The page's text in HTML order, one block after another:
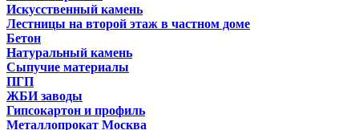
Искусственный камень
Лестницы на второй этаж в частном доме
Бетон
Натуральный камень
Сыпучие материалы
ПГП
ЖБИ заводы
Гипсокартон и профиль
Металлопрокат Москва